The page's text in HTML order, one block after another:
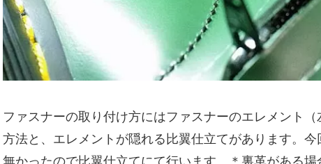
ファスナーの取り付け方にはファスナーのエレメント
方法と、エレメントが隠れる比翼仕立てがあります。